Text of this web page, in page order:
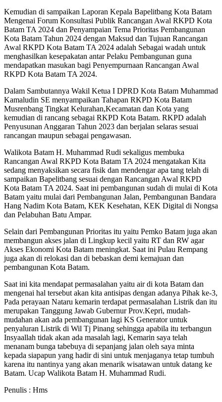
Kemudian di sampaikan Laporan Kepala Bapelitbang Kota Batam
Mengenai Forum Konsultasi Publik Rancangan Awal RKPD Kota
Batam TA 2024 dan Penyampaian Tema Prioritas Pembangunan
Kota Batam Tahun 2024 dengan Maksud dan Tujuan Rancangan
Awal RKPD Kota Batam TA 2024 adalah Sebagai wadah untuk
menghasilkan kesepakatan antar Pelaku Pembangunan guna
mendapatkan masukan bagi Penyempurnaan Rancangan Awal
RKPD Kota Batam TA 2024.
Dalam Sambutannya Wakil Ketua I DPRD Kota Batam Muhammad
Kamaludin SE menyampaikan Tahapan RKPD Kota Batam
Musrenbang Tingkat Kelurahan,Kecamatan dan Kota yang
kemudian di rancang sebagai RKPD Kota Batam. RKPD adalah
Penyusunan Anggaran Tahun 2023 dan berjalan selaras sesuai
rancangan maupun sebagai pengawasan.
Walikota Batam H. Muhammad Rudi sekaligus membuka
Rancangan Awal RKPD Kota Batam TA 2024 mengatakan Kita
sedang menyaksikan secara fisik dan mendengar apa tang telah di
sampaikan Bapelitbang sesuai dengan Rancangan Awal RKPD
Kota Batam TA 2024. Saat ini pembangunan sudah di mulai di Kota
Batam yaitu mulai dari Pembangunan Jalan, Pembangunan Bandara
Hang Nadim Kota Batam, KEK Kesehatan, KEK Digital di Nongsa
dan Pelabuhan Batu Ampar.
Selain dari Pembangunan Prioritas itu yaitu Pemko Batam juga akan
membangun akses jalan di Lingkup kecil yaitu RT dan RW agar
Akses Ekonomi Kota Batam meningkat. Saat ini Pulau Rempang
juga akan di relokasi dan di bebaskan demi kemajuan dan
pembangunan Kota Batam.
Saat ini kita mendapat permasalahan yaitu air di kota Batam dan
mengenai hal tersebut akan kita antisipas dengan adanya Pihak ke-3,
Pada perayaan Nataru kemarin terdapat permasalahan Listrik dan itu
merupakan Tanggung Jawab Gubernur Prov.Kepri, mudah-
mudahan akan ada pembangunan lagi KS Generator untuk
penyaluran Listrik di Wil Tj Pinang sehingga apabila itu terbangun
Insyaallah tidak akan ada masalah lagi, Kemarin saya telah
menanam bunga tabebuya di sepanjang jalan oleh saya minta
kepada siapapun yang hadir di sini untuk menjaganya tetap tumbuh
karena itu nantinya yang akan menarik wisatawan untuk datang ke
Batam. Ucap Walikota Batam H. Muhammad Rudi.
Penulis : Hms